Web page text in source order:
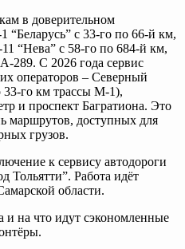
в доверительном
с 33-го по 66-й км,
“Нева” с 58-го по 684-й км,
С 2026 года сервис
операторов – Северный
го км трассы М-1),
и проспект Багратиона. Это
маршрутов, доступных для
грузов.
к сервису автодороги
Тольятти”. Работа идёт
области.
и на что идут сэкономленные